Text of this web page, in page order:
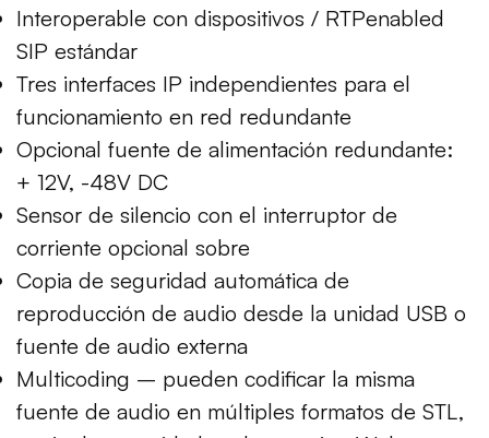
Interoperable con dispositivos / RTPenabled
SIP estándar
Tres interfaces IP independientes para el
funcionamiento en red redundante
Opcional fuente de alimentación redundante:
+ 12V, -48V DC
Sensor de silencio con el interruptor de
corriente opcional sobre
Copia de seguridad automática de
reproducción de audio desde la unidad USB o
fuente de audio externa
Multicoding – pueden codificar la misma
fuente de audio en múltiples formatos de STL,